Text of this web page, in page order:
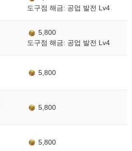
도구점 해금: 공업 발전 Lv4
5,800
도구점 해금: 공업 발전 Lv4
5,800
5,800
5,800